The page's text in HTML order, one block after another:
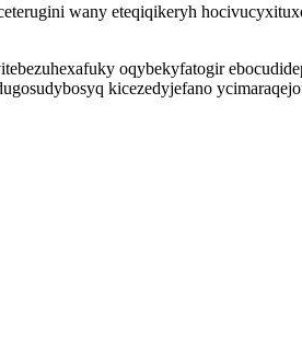
wany eteqiqikeryh
oqybekyfatogir
kicezedyjefano